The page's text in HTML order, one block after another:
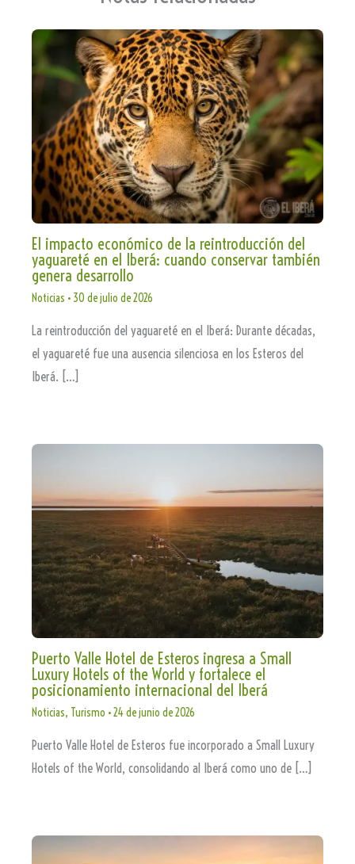
El impacto económico de la reintroducción del
yaguareté en el Iberá: cuando conservar también
genera desarrollo
Noticias • 30 de julio de 2026
La reintroducción del yaguareté en el Iberá: Durante décadas,
el yaguareté fue una ausencia silenciosa en los Esteros del
Iberá. […]
Puerto Valle Hotel de Esteros ingresa a Small
Luxury Hotels of the World y fortalece el
posicionamiento internacional del Iberá
Noticias, Turismo •24 de junio de 2026
Puerto Valle Hotel de Esteros fue incorporado a Small Luxury
Hotels of the World, consolidando al Iberá como uno de […]